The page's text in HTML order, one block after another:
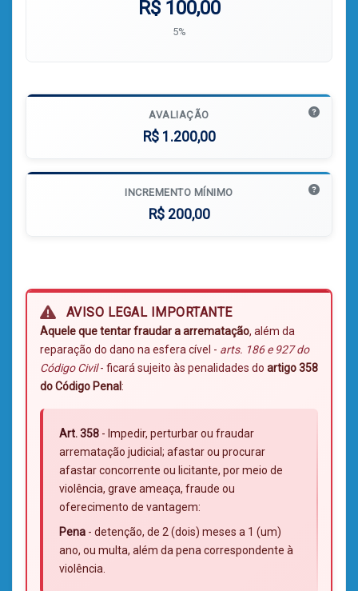
R$ 100,00
5%
AVALIAÇÃO
R$ 1.200,00
INCREMENTO MÍNIMO
R$ 200,00
AVISO LEGAL IMPORTANTE
Aquele que tentar fraudar a arrematação, além da
reparação do dano na esfera cível - arts. 186 e 927 do
Código Civil- ficará sujeito às penalidades do artigo 358
do Código Penal:
Art. 358 - Impedir, perturbar ou fraudar
arrematação judicial; afastar ou procurar
afastar concorrente ou licitante, por meio de
violência, grave ameaça, fraude ou
oferecimento de vantagem:
Pena - detenção, de 2 (dois) meses a 1 (um)
ano, ou multa, além da pena correspondente à
violência.